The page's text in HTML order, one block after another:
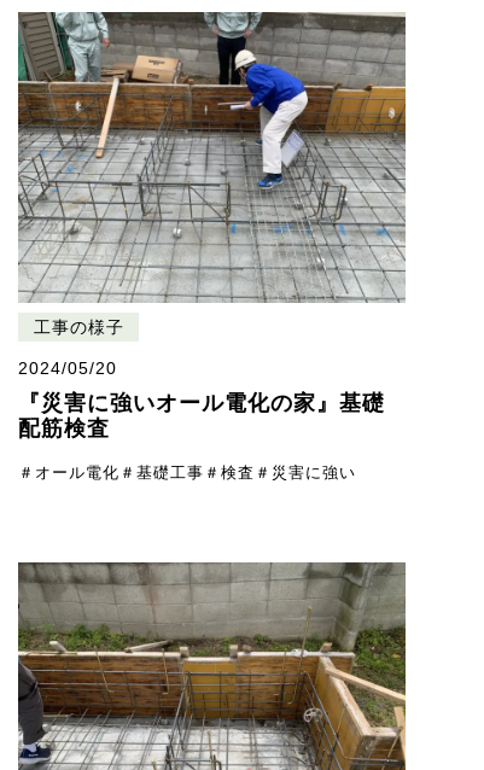
工事の様子
2024/05/20
『災害に強いオール電化の家』基礎
配筋検査
＃オール電化 ＃基礎工事 ＃検査 ＃災害に強い